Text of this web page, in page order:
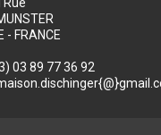
- FRANCE
03 89 77 36 92